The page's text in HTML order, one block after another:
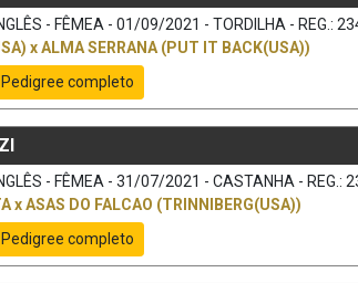
- FÊMEA - 01/09/2021 - TORDILHA - REG.:
xALMA SERRANA (PUT IT BACK(USA))
Pedigree completo
- FÊMEA - 31/07/2021 - CASTANHA - REG.:
xASAS DO FALCAO (TRINNIBERG(USA))
Pedigree completo